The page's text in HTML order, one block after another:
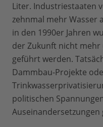
Liter. Industriestaaten
zehnmal mehr Wasser
in den 1990er Jahren
der Zukunft nicht mehr
geführt werden.
Dammbau-Projekte
politischen
Auseinandersetzungen